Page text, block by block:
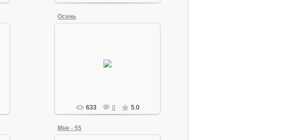
Осень
Павлова дача, 2010 год.
633 0 5.0
Мне - 55